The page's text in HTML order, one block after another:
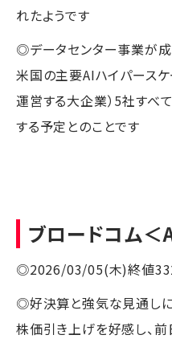
れたようです
◎データセンター事業が成
米国の主要AIハイパース
運営する大企業）5社すべ
する予定とのことです
ブロードコム＜
◎2026/03/05(木)終値
◎好決算と強気な見通しに
株価引き上げを好感し、